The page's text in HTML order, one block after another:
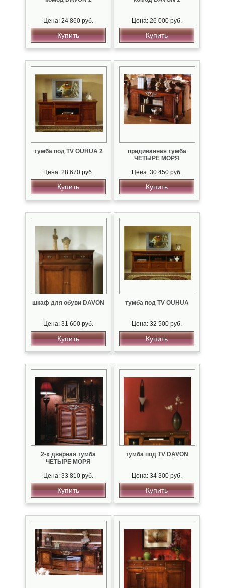
Цена: 24 860 руб.
Купить
Цена: 26 000 руб.
Купить
тумба под TV OUHUA 2
Цена: 28 670 руб.
Купить
придиванная тумба
ЧЕТЫРЕ МОРЯ
Цена: 30 450 руб.
Купить
шкаф для обуви DAVON
Цена: 31 600 руб.
Купить
тумба под TV OUHUA
Цена: 32 500 руб.
Купить
2-х дверная тумба
ЧЕТЫРЕ МОРЯ
Цена: 33 810 руб.
Купить
тумба под TV DAVON
Цена: 34 300 руб.
Купить